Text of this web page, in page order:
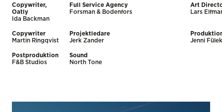
Copywriter,
Oatly
Ida Backman
Full Service Agency
Forsman & Bodenfors
Art
Lars
Copywriter
Martin Ringqvist
Projektledare
Jerk Zander
Jenni
Postproduktion
F&B Studios
Sound
North Tone